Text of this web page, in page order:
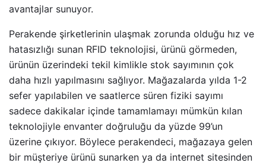
avantajlar sunuyor.
Perakende şirketlerinin ulaşmak zorunda olduğu hız ve
hatasızlığı sunan RFID teknolojisi, ürünü görmeden,
ürünün üzerindeki tekil kimlikle stok sayımının çok
daha hızlı yapılmasını sağlıyor. Mağazalarda yılda 1-2
sefer yapılabilen ve saatlerce süren fiziki sayımı
sadece dakikalar içinde tamamlamayı mümkün kılan
teknolojiyle envanter doğruluğu da yüzde 99’un
üzerine çıkıyor. Böylece perakendeci, mağazaya gelen
bir müşteriye ürünü sunarken ya da internet sitesinden